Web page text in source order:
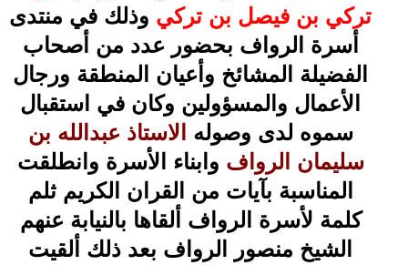
تركي بن فيصل بن تركي وذلك في منتدى
أسرة الرواف بحضور عدد من أصحاب
الفضيلة المشائخ وأعيان المنطقة ورجال
الأعمال والمسؤولين وكان في استقبال
سموه لدى وصوله الاستاذ عبدالله بن
سليمان الرواف وابناء الأسرة وانطلقت
المناسبة بآيات من القران الكريم ثلم
كلمة لأسرة الرواف ألقاها بالنيابة عنهم
الشيخ منصور الرواف بعد ذلك ألقيت